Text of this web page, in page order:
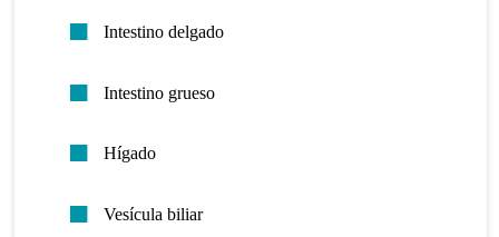
Intestino delgado
Intestino grueso
Hígado
Vesícula biliar